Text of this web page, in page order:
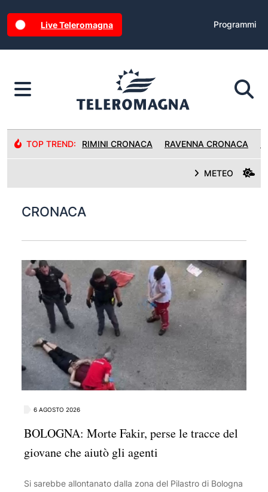
Live Teleromagna Programmi
TOP TREND: RIMINI CRONACA RAVENNA CRONACA
METEO
CRONACA
6 AGOSTO 2026
BOLOGNA: Morte Fakir, perse le tracce del
giovane che aiutò gli agenti
Si sarebbe allontanato dalla zona del Pilastro di Bologna